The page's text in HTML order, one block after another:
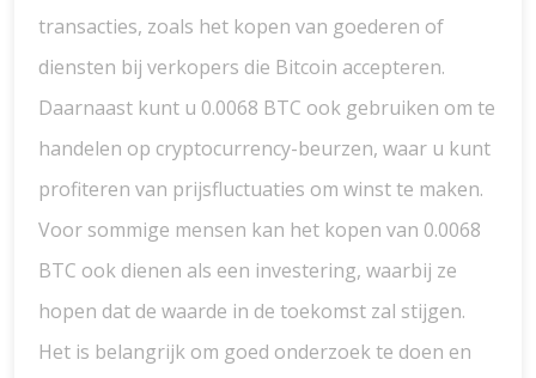
transacties, zoals het kopen van goederen of
diensten bij verkopers die Bitcoin accepteren.
Daarnaast kunt u 0.0068 BTC ook gebruiken om te
handelen op cryptocurrency-beurzen, waar u kunt
profiteren van prijsfluctuaties om winst te maken.
Voor sommige mensen kan het kopen van 0.0068
BTC ook dienen als een investering, waarbij ze
hopen dat de waarde in de toekomst zal stijgen.
Het is belangrijk om goed onderzoek te doen en